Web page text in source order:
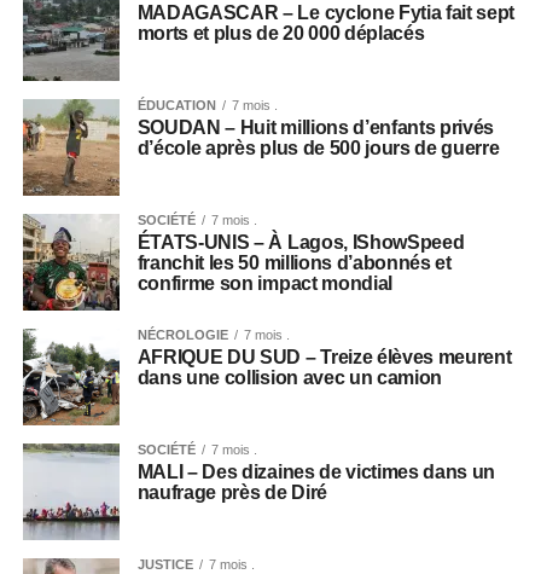
MADAGASCAR – Le cyclone Fytia fait sept
morts et plus de 20 000 déplacés
ÉDUCATION 7 mois .
SOUDAN – Huit millions d’enfants privés
d’école après plus de 500 jours de guerre
SOCIÉTÉ 7 mois .
ÉTATS-UNIS – À Lagos, IShowSpeed
franchit les 50 millions d’abonnés et
confirme son impact mondial
NÉCROLOGIE 7 mois .
AFRIQUE DU SUD – Treize élèves meurent
dans une collision avec un camion
SOCIÉTÉ 7 mois .
MALI – Des dizaines de victimes dans un
naufrage près de Diré
JUSTICE 7 mois .